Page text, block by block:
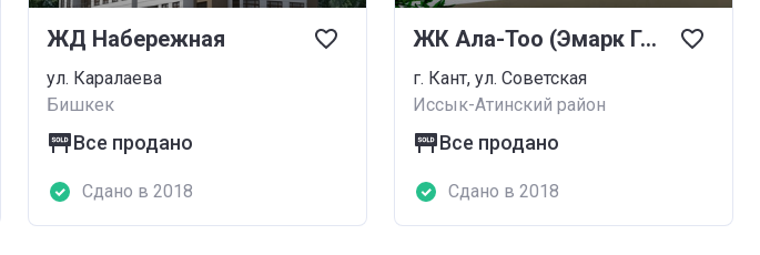
ЖД Набережная
ул. Каралаева
Бишкек
Все продано
Сдано в 2018
ЖК Ала-Тоо (Эмарк Групп)
г. Кант, ул. Советская
Иссык-Атинский район
Все продано
Сдано в 2018